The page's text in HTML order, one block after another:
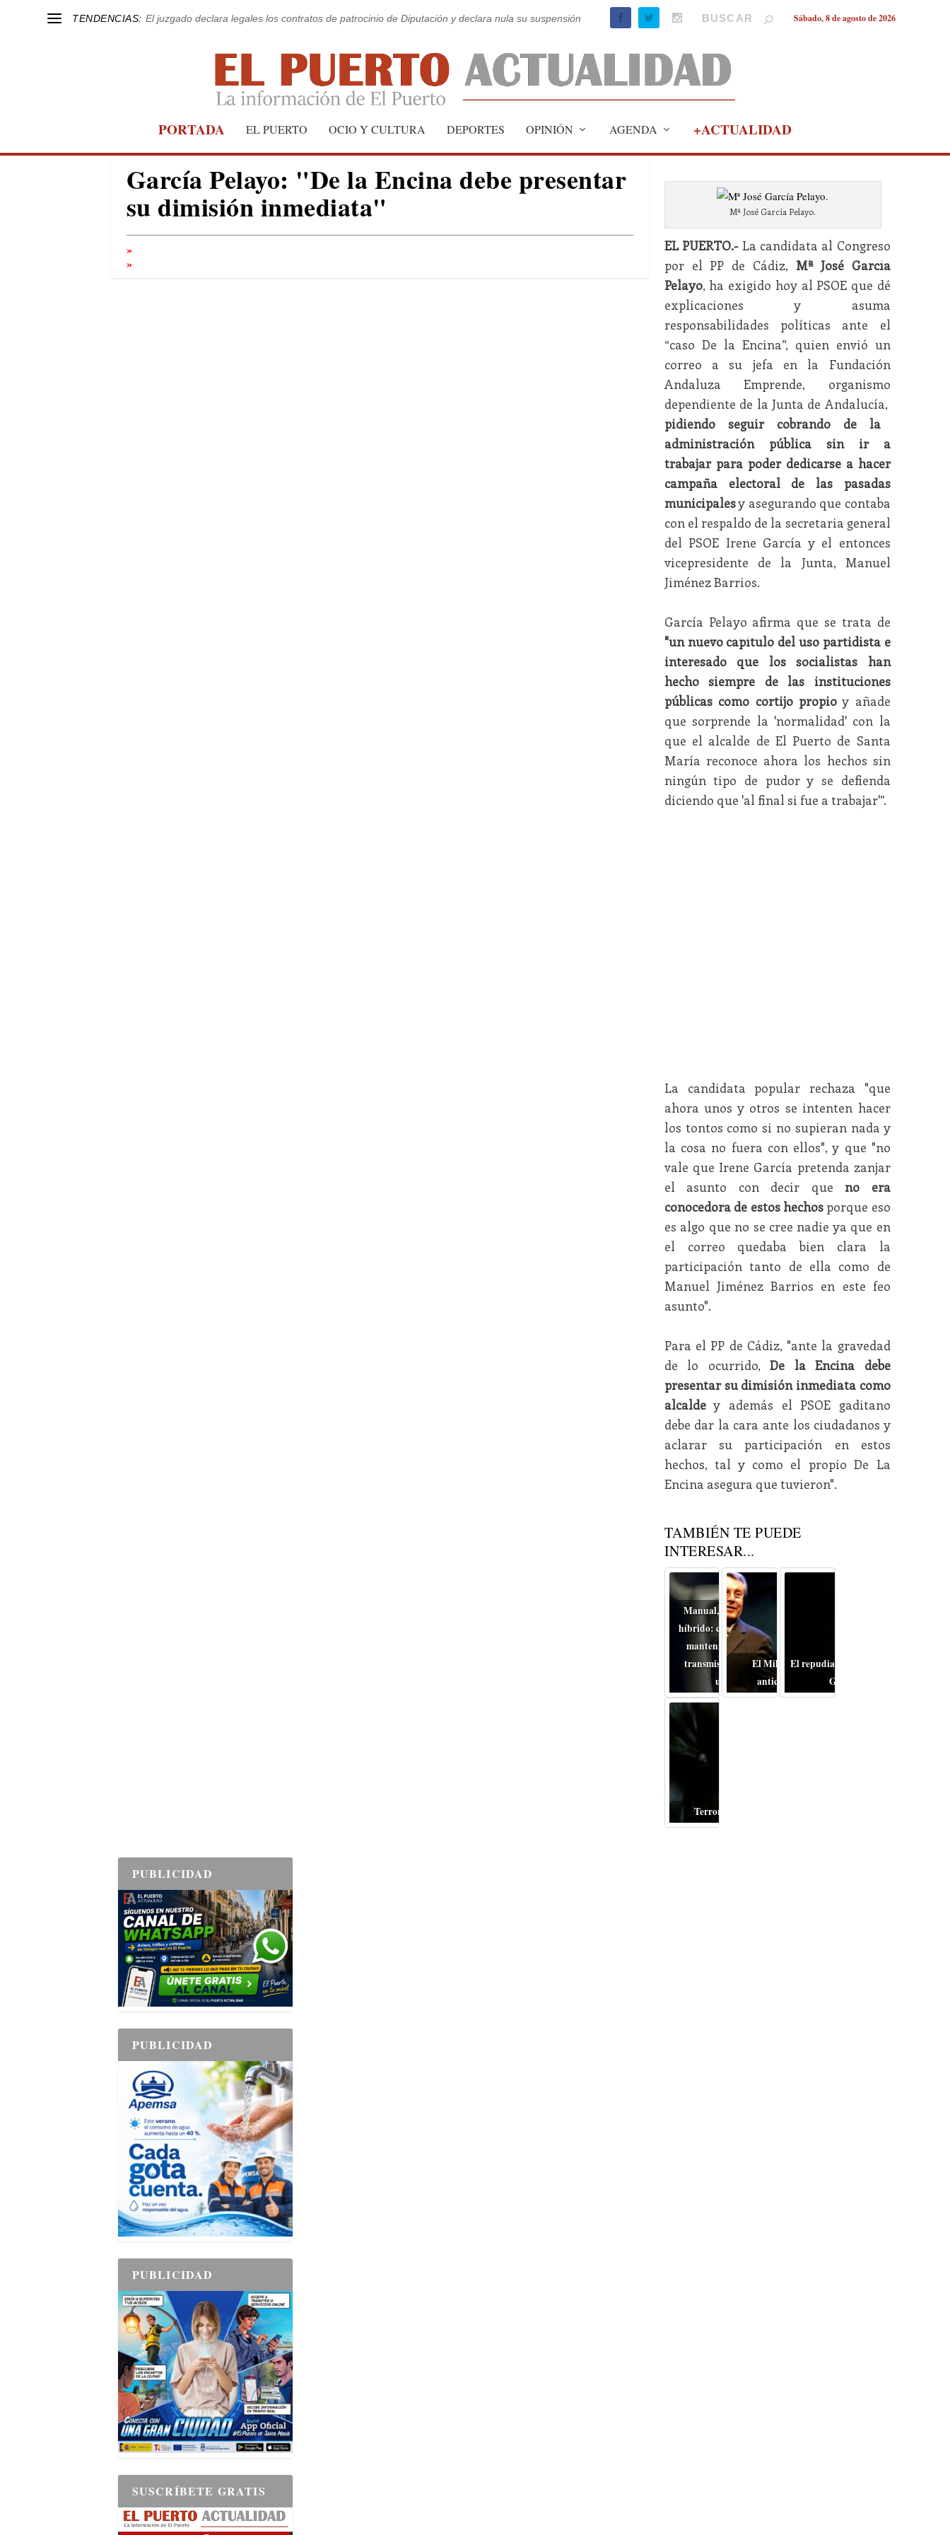
TENDENCIAS: El juzgado declara legales los contratos de patrocinio de Diputación y declara nula su suspensión Sábado, 8 de agosto de 2026
PORTADA EL PUERTO OCIO Y CULTURA DEPORTES OPINIÓN AGENDA +ACTUALIDAD
García Pelayo: "De la Encina debe presentar
su dimisión inmediata" Mª José García Pelayo.
EL PUERTO.-La candidata al Congreso
por el PP de Cádiz, Mª José García
Pelayo, ha exigido hoy al PSOE que dé
explicaciones y asuma
responsabilidades políticas ante el
“caso De la Encina”, quien envió un
correo a su jefa en la Fundación
Andaluza Emprende, organismo
dependiente de la Junta de Andalucía,
pidiendo seguir cobrando de la
administración pública sin ir a
trabajar para poder dedicarse a hacer
campaña electoral de las pasadas
municipalesy asegurando que contaba
con el respaldo de la secretaria general
del PSOE Irene García y el entonces
vicepresidente de la Junta, Manuel
Jiménez Barrios.
García Pelayo afirma que se trata de
"un nuevo capítulo del uso partidista e
interesado que los socialistas han
hecho siempre de las instituciones
públicas como cortijo propioy añade
que sorprende la 'normalidad' con la
que el alcalde de El Puerto de Santa
María reconoce ahora los hechos sin
ningún tipo de pudor y se defienda
diciendo que 'al final si fue a trabajar'”.
La candidata popular rechaza "que
ahora unos y otros se intenten hacer
los tontos como si no supieran nada y
la cosa no fuera con ellos", y que "no
vale que Irene García pretenda zanjar
el asunto con decir que no era
conocedora de estos hechosporque eso
es algo que no se cree nadie ya que en
el correo quedaba bien clara la
participación tanto de ella como de
Manuel Jiménez Barrios en este feo
asunto".
Para el PP de Cádiz, "ante la gravedad
de lo ocurrido,De la Encina debe
presentar su dimisión inmediata como
alcaldey además el PSOE gaditano
debe dar la cara ante los ciudadanos y
aclarar su participación en estos
hechos, tal y como el propio De La
Encina asegura que tuvieron".
TAMBIÉN TE PUEDE
INTERESAR...
Manual, automático o
híbrido: cómo cambia el
mantenimiento de la
transmisión en coches
usados
El Miloš Forman
anticomunista
El repudiable drama de la
Guerra
Terror del bueno
PUBLICIDAD
PUBLICIDAD
PUBLICIDAD
SUSCRÍBETE GRATIS